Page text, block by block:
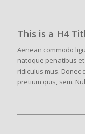
This is a H4
Aenean commodo
natoque penatibus
ridiculus mus. Donec
pretium quis, sem.